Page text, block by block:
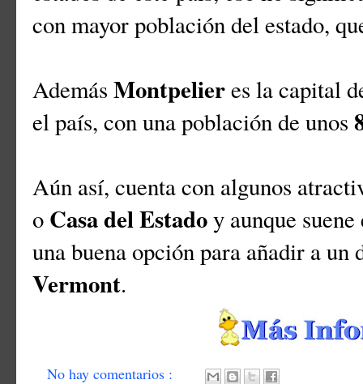
con mayor población del estado,
Además Montpelieres la capital
el país, con una población de unos
Aún así, cuenta con algunos
o Casa del Estadoy aunque
una buena opción para añadir a
Vermont.
No hay comentarios :